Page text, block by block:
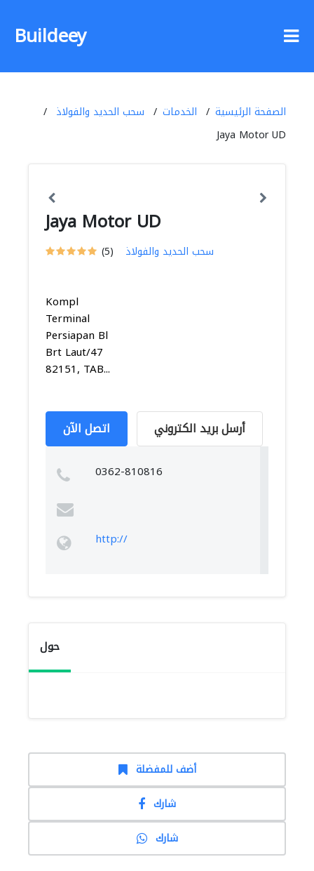
Buildeey
الصفحة الرئيسية الخدمات
سحب الحديد والفولاذ
Jaya Motor UD
Jaya Motor UD
(5) سحب الحديد والفولاذ
Kompl
Terminal
Persiapan Bl
Brt Laut/47
82151, TAB...
اتصل الآن أرسل بريد الكتروني
0362-810816
http://
حول
أضف للمفضلة
شارك
شارك